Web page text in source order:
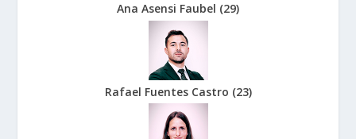
Ana Asensi Faubel (29)
Rafael Fuentes Castro (23)